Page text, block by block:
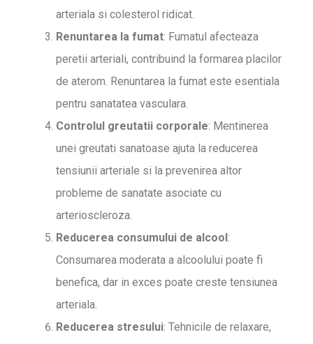
arteriala si colesterol ridicat.
Renuntarea la fumat: Fumatul afecteaza
peretii arteriali, contribuind la formarea placilor
de aterom. Renuntarea la fumat este esentiala
pentru sanatatea vasculara.
Controlul greutatii corporale: Mentinerea
unei greutati sanatoase ajuta la reducerea
tensiunii arteriale si la prevenirea altor
probleme de sanatate asociate cu
arterioscleroza.
Reducerea consumului de alcool:
Consumarea moderata a alcoolului poate fi
benefica, dar in exces poate creste tensiunea
arteriala.
Reducerea stresului: Tehnicile de relaxare,